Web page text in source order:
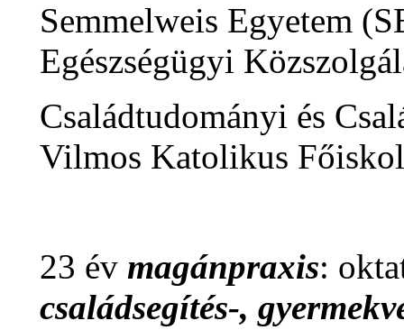
Semmelweis Egyetem
Egészségügyi
Családtudományi és
Vilmos Katolikus
23 év magánpraxis:
családsegítés-,